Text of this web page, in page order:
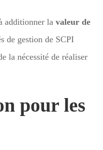
additionner la valeur de
de gestion de SCPI
la nécessité de réaliser
pour les